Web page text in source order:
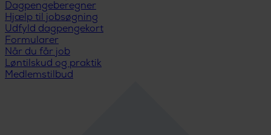
Dagpengeberegner
Hjælp til jobsøgning
Udfyld dagpengekort
Formularer
Når du får job
Løntilskud og praktik
Medlemstilbud